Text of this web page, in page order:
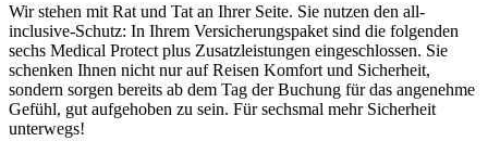
Wir stehen mit Rat und Tat an Ihrer Seite. Sie nutzen den all-
inclusive-Schutz: In Ihrem Versicherungspaket sind die folgenden
sechs Medical Protect plus Zusatzleistungen eingeschlossen. Sie
schenken Ihnen nicht nur auf Reisen Komfort und Sicherheit,
sondern sorgen bereits ab dem Tag der Buchung für das angenehme
Gefühl, gut aufgehoben zu sein. Für sechsmal mehr Sicherheit
unterwegs!